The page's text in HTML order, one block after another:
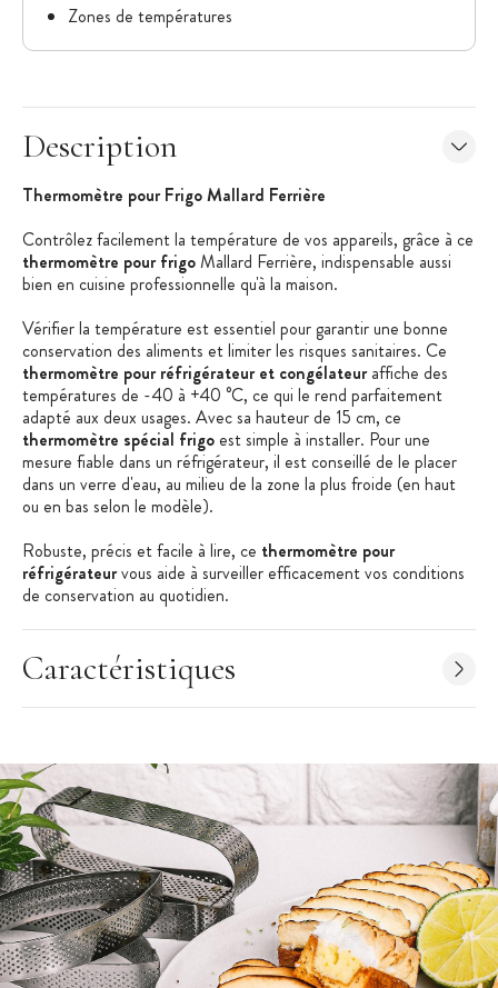
Zones de températures
Description
Thermomètre pour Frigo Mallard Ferrière
Contrôlez facilement la température de vos appareils, grâce à ce
thermomètre pour frigoMallard Ferrière, indispensable aussi
bien en cuisine professionnelle qu'à la maison.
Vérifier la température est essentiel pour garantir une bonne
conservation des aliments et limiter les risques sanitaires. Ce
thermomètre pour réfrigérateur et congélateuraffiche des
températures de -40 à +40 °C, ce qui le rend parfaitement
adapté aux deux usages. Avec sa hauteur de 15 cm, ce
thermomètre spécial frigo est simple à installer. Pour une
mesure fiable dans un réfrigérateur, il est conseillé de le placer
dans un verre d'eau, au milieu de la zone la plus froide (en haut
ou en bas selon le modèle).
Robuste, précis et facile à lire, ce thermomètre pour
réfrigérateurvous aide à surveiller efficacement vos conditions
de conservation au quotidien.
Caractéristiques